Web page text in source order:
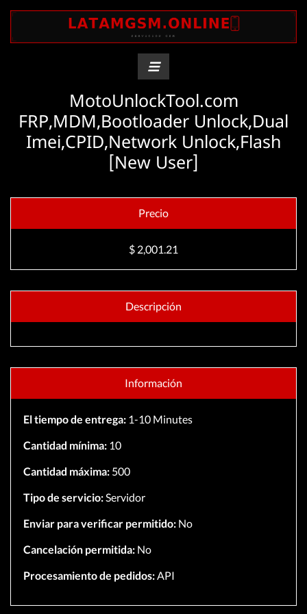
MotoUnlockTool.com
FRP,MDM,Bootloader Unlock,Dual
Imei,CPID,Network Unlock,Flash
[New User]
Precio
$ 2,001.21
Descripción
Información
El tiempo de entrega:1-10 Minutes
Cantidad mínima:10
Cantidad máxima:500
Tipo de servicio:Servidor
Enviar para verificar permitido:No
Cancelación permitida:No
Procesamiento de pedidos:API